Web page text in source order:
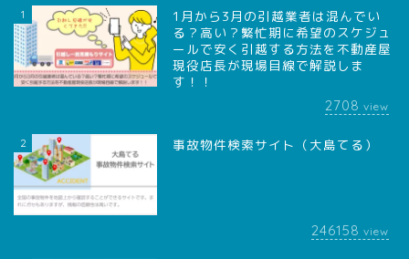
1
1月から3月の引越業者は混んでい
る？高い？繁忙期に希望のスケジュ
ールで安く引越する方法を不動産屋
現役店長が現場目線で解説しま
す！！
2708 view
2 事故物件検索サイト（大島てる）
246158 view